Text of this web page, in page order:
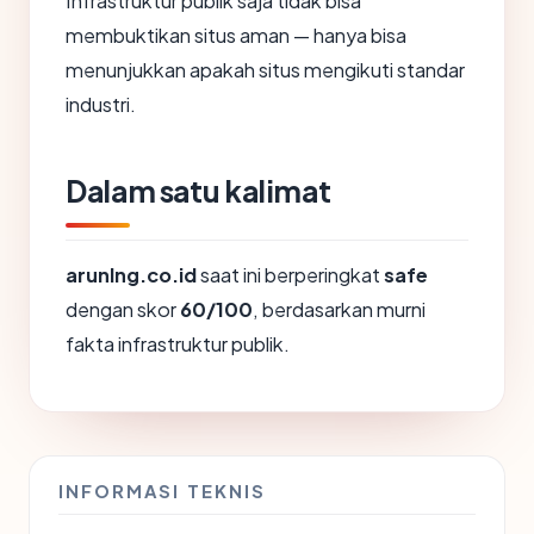
membuktikan situs aman — hanya bisa
menunjukkan apakah situs mengikuti standar
industri.
Dalam satu kalimat
arunlng.co.idsaat ini berperingkatsafe
dengan skor60/100, berdasarkan murni
fakta infrastruktur publik.
INFORMASI TEKNIS